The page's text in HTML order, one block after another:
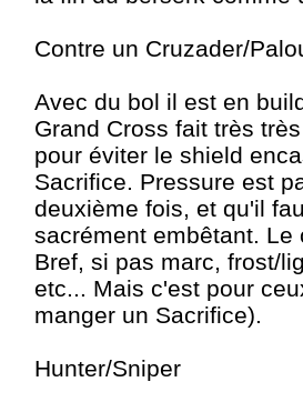
Contre un Cruzader/
Avec du bol il est en
Grand Cross fait très
pour éviter le shield
Sacrifice. Pressure est
deuxième fois, et qu'il
sacrément embêtant.
Bref, si pas marc, frost/
etc... Mais c'est pour
manger un Sacrifice).
Hunter/Sniper